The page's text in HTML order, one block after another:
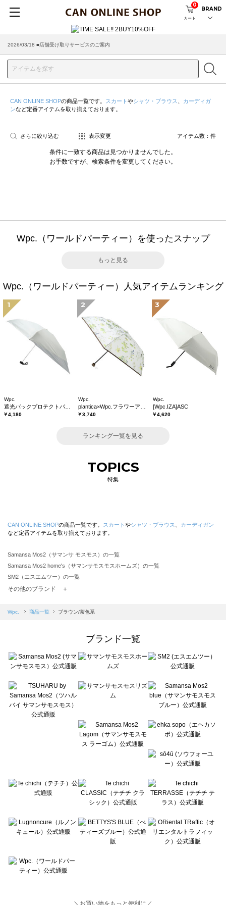
カート
0
BRAND
2026/03/18 ■店舗受け取りサービスのご案内
CAN ONLINE SHOPの商品一覧です。 スカート やシャツ・ブラウス
カーディガ
ンなど定番アイテムを取り揃えております。
さらに絞り込む 表示変更 アイテム数： 件
条件に一致する商品は見つかりませんでした。
お手数ですが、検索条件を変更してください。
Wpc.（ワールドパーティー）を使ったスナップ
もっと見る
Wpc.（ワールドパーティー）人気アイテムランキング
1
Wpc.
￥4,180
2
Wpc.
￥3,740
3
Wpc.
[Wpc.IZA]ASC
￥4,620
ランキング一覧を見る
TOPICS
特集
CAN ONLINE SHOPの商品一覧です。 スカート やシャツ・ブラウス
カーディガン
など定番アイテムを取り揃えております。
Samansa Mos2（サマンサ モスモス）の一覧
Samansa Mos2 home's（サマンサモスモスホームズ）の一覧
SM2（エスエムツー）の一覧
TSUHARU by Samansa Mos2（ツハルバイサマンサモスモス）の一覧
Samansa Mos2 blue（サマンサモスモス ブルー）の一覧
Te chichi（テチチ）の一覧
Te chichi CLASSIC（テチチ クラシック）の一覧
Lugnoncure（ルノンキュール）の一覧
BETTY'S BLUE（べティーズブルー）の一覧
Wpc.（ワールドパーティー）の一覧
その他のブランド ＋
Wpc. 商品一覧 ブラウン/茶色系
ブランド一覧
＼お買い物をもっと便利に／